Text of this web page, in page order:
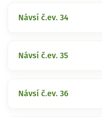
Návsí č.ev. 34
Návsí č.ev. 35
Návsí č.ev. 36